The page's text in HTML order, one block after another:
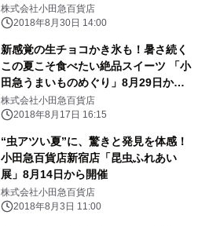
株式会社小田急百貨店
2018年8月30日 14:00
新感覚の生チョコかき氷も！暑さ続く
この夏こそ食べたい絶品スイーツ 「小
田急うまいものめぐり」8月29日から
開催
株式会社小田急百貨店
2018年8月17日 16:15
“虫アツい夏”に、驚きと発見を体感！
小田急百貨店新宿店「昆虫ふれあい
展」8月14日から開催
株式会社小田急百貨店
2018年8月3日 11:00